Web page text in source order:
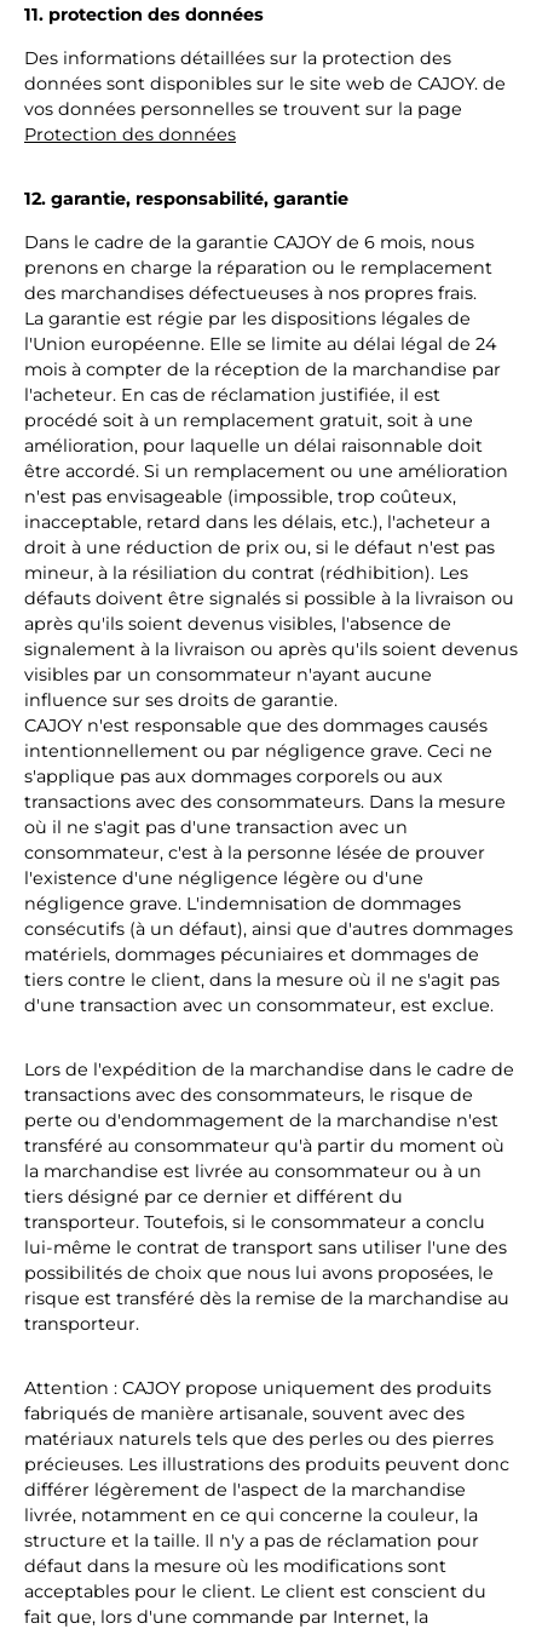
11. protection des données
Des informations détaillées sur la protection des
données sont disponibles sur le site web de CAJOY. de
vos données personnelles se trouvent sur la page
Protection des données
12. garantie, responsabilité, garantie
Dans le cadre de la garantie CAJOY de 6 mois, nous
prenons en charge la réparation ou le remplacement
des marchandises défectueuses à nos propres frais.
La garantie est régie par les dispositions légales de
l'Union européenne. Elle se limite au délai légal de 24
mois à compter de la réception de la marchandise par
l'acheteur. En cas de réclamation justifiée, il est
procédé soit à un remplacement gratuit, soit à une
amélioration, pour laquelle un délai raisonnable doit
être accordé. Si un remplacement ou une amélioration
n'est pas envisageable (impossible, trop coûteux,
inacceptable, retard dans les délais, etc.), l'acheteur a
droit à une réduction de prix ou, si le défaut n'est pas
mineur, à la résiliation du contrat (rédhibition). Les
défauts doivent être signalés si possible à la livraison ou
après qu'ils soient devenus visibles, l'absence de
signalement à la livraison ou après qu'ils soient devenus
visibles par un consommateur n'ayant aucune
influence sur ses droits de garantie.
CAJOY n'est responsable que des dommages causés
intentionnellement ou par négligence grave. Ceci ne
s'applique pas aux dommages corporels ou aux
transactions avec des consommateurs. Dans la mesure
où il ne s'agit pas d'une transaction avec un
consommateur, c'est à la personne lésée de prouver
l'existence d'une négligence légère ou d'une
négligence grave. L'indemnisation de dommages
consécutifs (à un défaut), ainsi que d'autres dommages
matériels, dommages pécuniaires et dommages de
tiers contre le client, dans la mesure où il ne s'agit pas
d'une transaction avec un consommateur, est exclue.
Lors de l'expédition de la marchandise dans le cadre de
transactions avec des consommateurs, le risque de
perte ou d'endommagement de la marchandise n'est
transféré au consommateur qu'à partir du moment où
la marchandise est livrée au consommateur ou à un
tiers désigné par ce dernier et différent du
transporteur. Toutefois, si le consommateur a conclu
lui-même le contrat de transport sans utiliser l'une des
possibilités de choix que nous lui avons proposées, le
risque est transféré dès la remise de la marchandise au
transporteur.
Attention : CAJOY propose uniquement des produits
fabriqués de manière artisanale, souvent avec des
matériaux naturels tels que des perles ou des pierres
précieuses. Les illustrations des produits peuvent donc
différer légèrement de l'aspect de la marchandise
livrée, notamment en ce qui concerne la couleur, la
structure et la taille. Il n'y a pas de réclamation pour
défaut dans la mesure où les modifications sont
acceptables pour le client. Le client est conscient du
fait que, lors d'une commande par Internet, la